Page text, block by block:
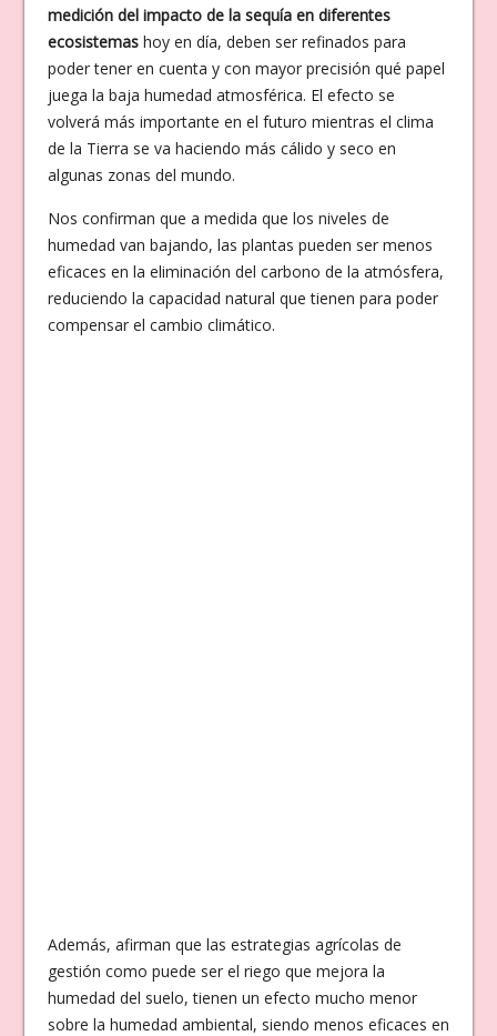
medición del impacto de la sequía en diferentes
ecosistemashoy en día, deben ser refinados para
poder tener en cuenta y con mayor precisión qué papel
juega la baja humedad atmosférica. El efecto se
volverá más importante en el futuro mientras el clima
de la Tierra se va haciendo más cálido y seco en
algunas zonas del mundo.
Nos confirman que a medida que los niveles de
humedad van bajando, las plantas pueden ser menos
eficaces en la eliminación del carbono de la atmósfera,
reduciendo la capacidad natural que tienen para poder
compensar el cambio climático.
Además, afirman que las estrategias agrícolas de
gestión como puede ser el riego que mejora la
humedad del suelo, tienen un efecto mucho menor
sobre la humedad ambiental, siendo menos eficaces en